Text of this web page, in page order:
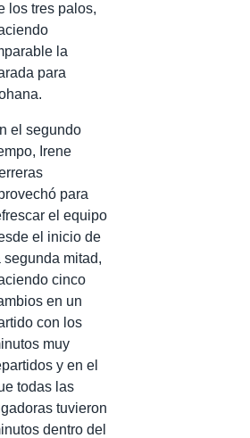
los tres palos,
la
para
el segundo
Irene
para
el equipo
el inicio de
segunda mitad,
cinco
en un
con los
muy
y en el
todas las
tuvieron
dentro del